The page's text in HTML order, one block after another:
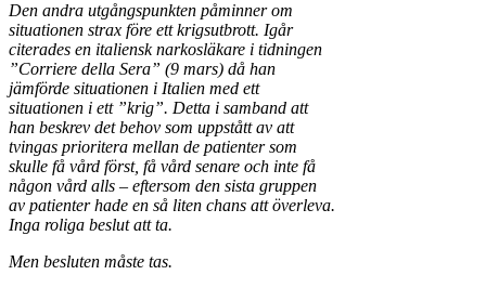
Den andra utgångspunkten påminner om
situationen strax före ett krigsutbrott. Igår
citerades en italiensk narkosläkare i tidningen
”Corriere della Sera” (9 mars) då han
jämförde situationen i Italien med ett
situationen i ett ”krig”. Detta i samband att
han beskrev det behov som uppstått av att
tvingas prioritera mellan de patienter som
skulle få vård först, få vård senare och inte få
någon vård alls – eftersom den sista gruppen
av patienter hade en så liten chans att överleva.
Inga roliga beslut att ta.
Men besluten måste tas.